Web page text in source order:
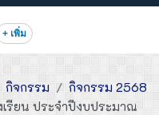
+ เพิ่ม
กิจกรรม
กิจกรรม 2568
รียน ประจำปีงบประมาณ